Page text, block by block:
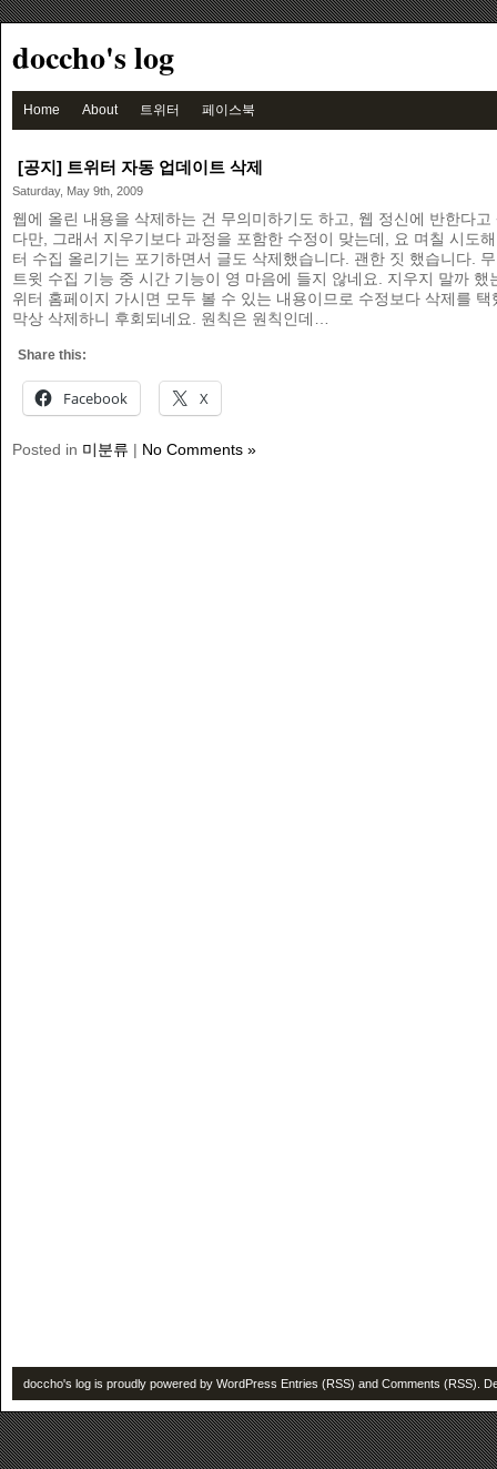
doccho's log
Home About 트위터 페이스북
[공지] 트위터 자동 업데이트 삭제
Saturday, May 9th, 2009
웹에 올린 내용을 삭제하는 건 무의미하기도 하고, 웹 정신에 반한다고
다만, 그래서 지우기보다 과정을 포함한 수정이 맞는데, 요 며칠 시도
터 수집 올리기는 포기하면서 글도 삭제했습니다. 괜한 짓 했습니다.
트윗 수집 기능 중 시간 기능이 영 마음에 들지 않네요. 지우지 말까 했
위터 홈페이지 가시면 모두 볼 수 있는 내용이므로 수정보다 삭제를 택
막상 삭제하니 후회되네요. 원칙은 원칙인데…
Share this:
Facebook X
Posted in 미분류 No Comments »
doccho's log is proudly powered by WordPress Entries (RSS) and Comments (RSS) .